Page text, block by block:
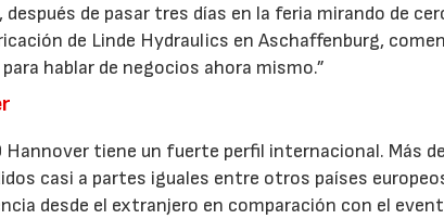
de pasar tres días en la feria mirando de
de Linde Hydraulics en Aschaffenburg,
hablar de negocios ahora mismo.”
tiene un fuerte perfil internacional. Más
casi a partes iguales entre otros países
desde el extranjero en comparación con el